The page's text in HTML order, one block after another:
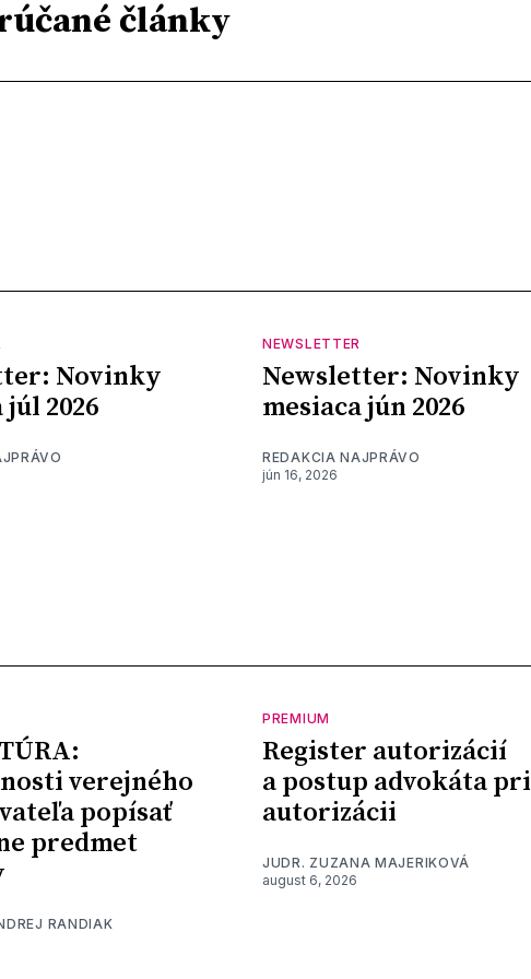
články
Novinky
2026
NEWSLETTER
Newsletter: Novinky
mesiaca jún 2026
REDAKCIA NAJPRÁVO
jún 16, 2026
verejného
popísať
predmet
RANDIAK
PREMIUM
Register autorizácií
a postup advokáta pri
autorizácii
JUDR. ZUZANA MAJERIKOVÁ
august 6, 2026